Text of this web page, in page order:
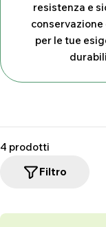
z
n
:
resistenza e
per le tue
4 prodotti
Filtro